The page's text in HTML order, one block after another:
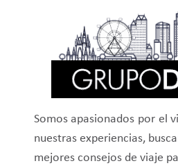
Somos apasionados por el
nuestras experiencias,
mejores consejos de viaje